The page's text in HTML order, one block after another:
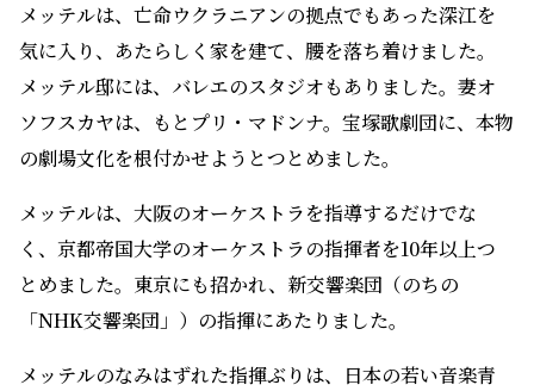
メッテルは、亡命ウクラニアンの拠点でもあった深江を
気に入り、あたらしく家を建て、腰を落ち着けました。
メッテル邸には、バレエのスタジオもありました。妻オ
ソフスカヤは、もとプリ・マドンナ。宝塚歌劇団に、本物
の劇場文化を根付かせようとつとめました。
メッテルは、大阪のオーケストラを指導するだけでな
く、京都帝国大学のオーケストラの指揮者を10年以上つ
とめました。東京にも招かれ、新交響楽団（のちの
「NHK交響楽団」）の指揮にあたりました。
メッテルのなみはずれた指揮ぶりは、日本の若い音楽青